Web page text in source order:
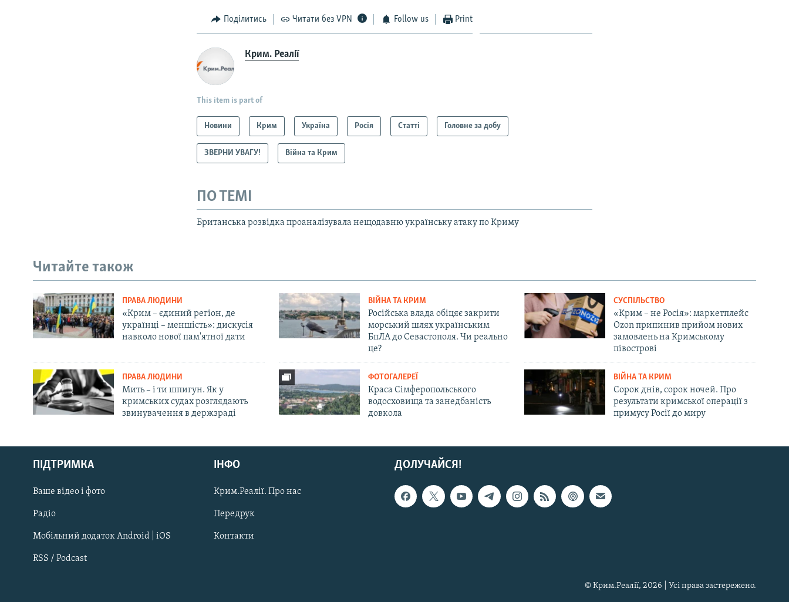
Русский
Qırımtatar
ДОЛУЧАЙСЯ!
Поділитись Читати без VPN Follow us Print
Крим. Реалії
This item is part of
Новини Крим Україна Росія Статті Головне за добу
ЗВЕРНИ УВАГУ! Війна та Крим
ПО ТЕМІ
Британська розвідка проаналізувала нещодавню українську атаку по Криму
Читайте також
ПРАВА ЛЮДИНИ
«Крим – єдиний регіон, де
українці – меншість»: дискусія
навколо нової пам'ятної дати
ВІЙНА ТА КРИМ
Російська влада обіцяє закрити
морський шлях українським
БпЛА до Севастополя. Чи реально
це?
СУСПІЛЬСТВО
«Крим – не Росія»: маркетплейс
Ozon припинив прийом нових
замовлень на Кримському
півострові
ПРАВА ЛЮДИНИ
Мить – і ти шпигун. Як у
кримських судах розглядають
звинувачення в держзраді
ФОТОГАЛЕРЕЇ
Краса Сімферопольського
водосховища та занедбаність
довкола
ВІЙНА ТА КРИМ
Сорок днів, сорок ночей. Про
результати кримської операції з
примусу Росії до миру
ДОЛУЧАЙСЯ!
ПІДТРИМКА
Ваше відео і фото
Радіо
Мобільний додаток Android | iOS
RSS / Podcast
ІНФО
Крим.Реалії. Про нас
Передрук
Контакти
© Крим.Реалії, 2026 | Усі права застережено.